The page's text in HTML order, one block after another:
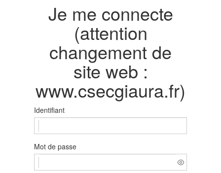
Je me connecte
(attention
changement de
site web :
www.csecgiaura.fr)
Identifiant
Mot de passe